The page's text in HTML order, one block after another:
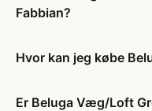
Fabbian?
Hvor kan jeg købe
Er Beluga Væg/Loft